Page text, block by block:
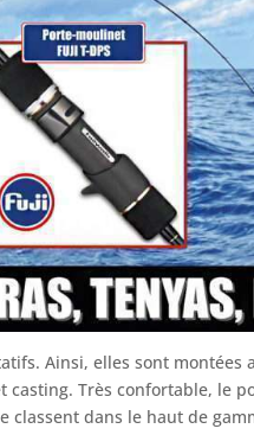
Ainsi, elles sont montées
Très confortable, le
classent dans le haut de